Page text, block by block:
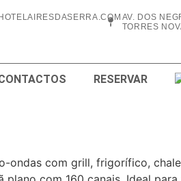
AV. DOS
TORRES
RESERVAR
ondas com grill, frigorífico,